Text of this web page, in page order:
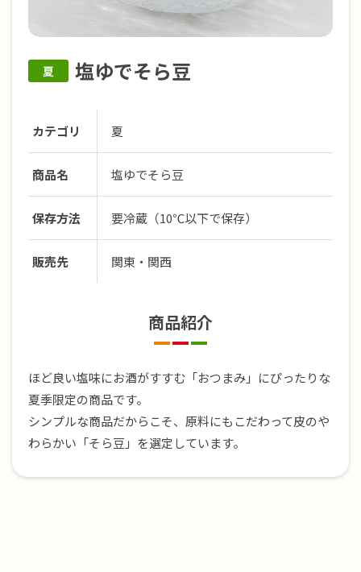
閉じる
夏 塩ゆでそら豆
カテゴリ 夏
商品名 塩ゆでそら豆
保存方法 要冷蔵（10℃以下で保存）
販売先 関東・関西
商品紹介
ほど良い塩味にお酒がすすむ「おつまみ」にぴったりな
夏季限定の商品です。
シンプルな商品だからこそ、原料にもこだわって皮のや
わらかい「そら豆」を選定しています。